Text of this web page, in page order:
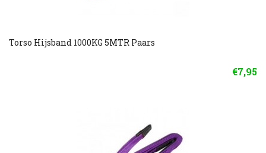
Torso Hijsband 1000KG 5MTR Paars
€7,95